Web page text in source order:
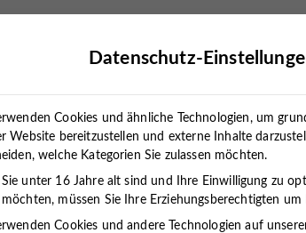
(m/
Datenschutz-
Cookies und ähnliche Technologien, um
Website bereitzustellen und externe Inhalte
welche Kategorien Sie zulassen möchten.
unter 16 Jahre alt sind und Ihre Einwilligung zu
möchten, müssen Sie Ihre Erziehungsberechtigten
Cookies und andere Technologien auf